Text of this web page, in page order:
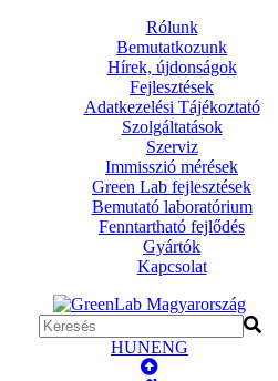
Rólunk
Bemutatkozunk
Hírek, újdonságok
Fejlesztések
Adatkezelési Tájékoztató
Szolgáltatások
Szerviz
Immisszió mérések
Green Lab fejlesztések
Bemutató laboratórium
Fenntartható fejlődés
Gyártók
Kapcsolat
HUNENG